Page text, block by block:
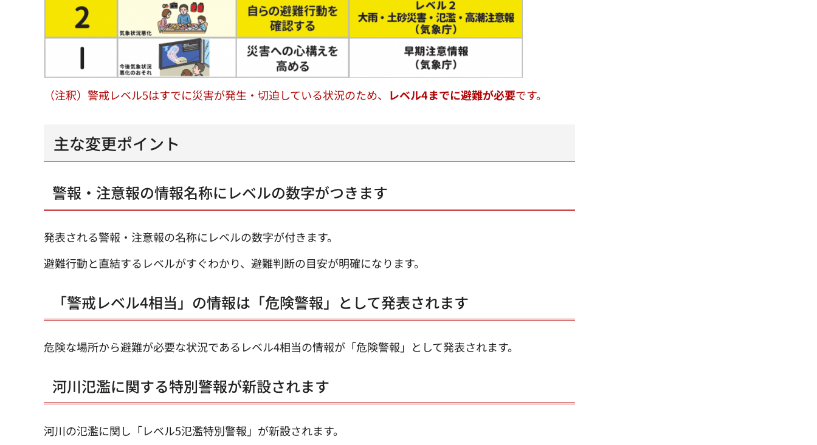
（注釈）警戒レベル5はすでに災害が発生・切迫している状況のため、 レベル4までに避難が必要です。
主な変更ポイント
警報・注意報の情報名称にレベルの数字がつきます
発表される警報・注意報の名称にレベルの数字が付きます。
避難行動と直結するレベルがすぐわかり、避難判断の目安が明確になります。
「警戒レベル4相当」の情報は「危険警報」として発表されます
危険な場所から避難が必要な状況であるレベル4相当の情報が「危険警報」として発表されます。
河川氾濫に関する特別警報が新設されます
河川の氾濫に関し「レベル5氾濫特別警報」が新設されます。